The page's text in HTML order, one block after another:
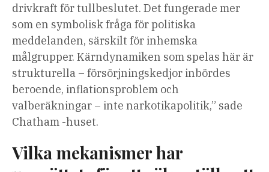
drivkraft för tullbeslutet. Det fungerade mer
som en symbolisk fråga för politiska
meddelanden, särskilt för inhemska
målgrupper. Kärndynamiken som spelas här är
strukturella – försörjningskedjor inbördes
beroende, inflationsproblem och
valberäkningar – inte narkotikapolitik,” sade
Chatham -huset.
Vilka mekanismer har